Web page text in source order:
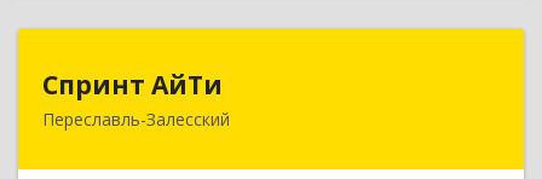
Спринт АйТи
Переславль-Залесский152025, Ярославская обл, Переславль-